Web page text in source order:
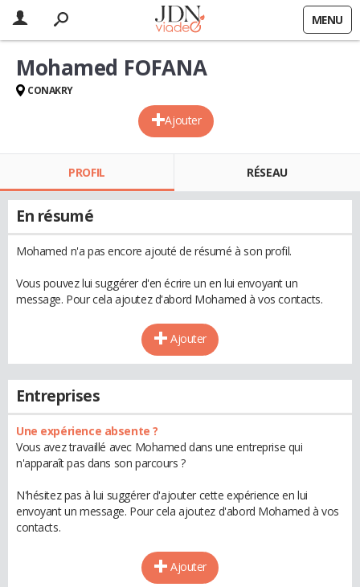
MENU
Ajouter
Mohamed FOFANA
CONAKRY
PROFIL RÉSEAU
En résumé
Mohamed n'a pas encore ajouté de résumé à son profil.
Vous pouvez lui suggérer d'en écrire un en lui envoyant un
message. Pour cela ajoutez d'abord Mohamed à vos contacts.
Ajouter
Entreprises
Une expérience absente ?
Vous avez travaillé avec Mohamed dans une entreprise qui
n'apparaît pas dans son parcours ?
N'hésitez pas à lui suggérer d'ajouter cette expérience en lui
envoyant un message. Pour cela ajoutez d'abord Mohamed à vos
contacts.
Ajouter